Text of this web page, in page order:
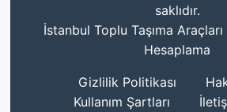
saklıdır.
İstanbul Toplu Taşıma
Hesaplama
Gizlilik Politikası
Kullanım Şartları